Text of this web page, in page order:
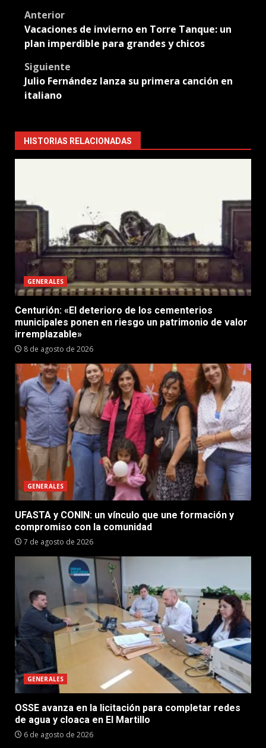
Post
navigation
Anterior
Vacaciones de invierno en Torre Tanque: un
plan imperdible para grandes y chicos
Siguiente
Julio Fernández lanza su primera canción en
italiano
HISTORIAS RELACIONADAS
GENERALES
Centurión: «El deterioro de los cementerios
municipales ponen en riesgo un patrimonio de valor
irremplazable»
8 de agosto de 2026
GENERALES
UFASTA y CONIN: un vínculo que une formación y
compromiso con la comunidad
7 de agosto de 2026
GENERALES
OSSE avanza en la licitación para completar redes
de agua y cloaca en El Martillo
6 de agosto de 2026